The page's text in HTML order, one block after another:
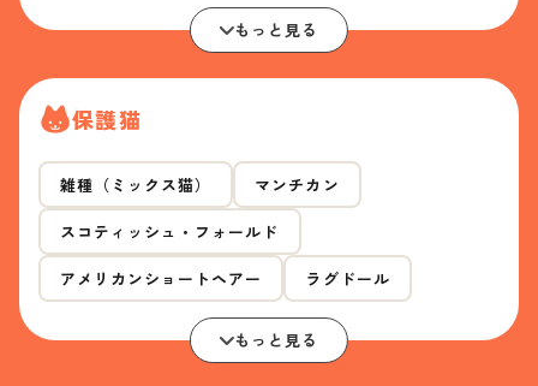
もっと見る
保護猫
雑種（ミックス猫） マンチカン
スコティッシュ・フォールド
アメリカンショートヘアー ラグドール
もっと見る